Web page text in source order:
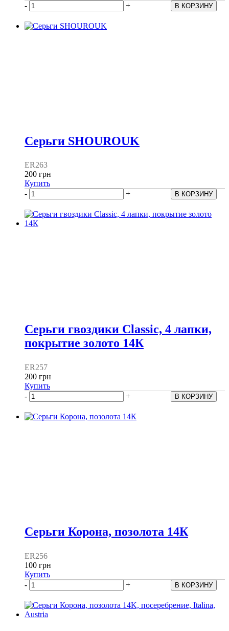
-
+
Серьги SHOUROUK
ER263
200 грн
Купить
-
+
Серьги гвоздики Classic, 4 лапки,
покрытие золото 14К
ER257
200 грн
Купить
-
+
Серьги Корона, позолота 14К
ER256
100 грн
Купить
-
+